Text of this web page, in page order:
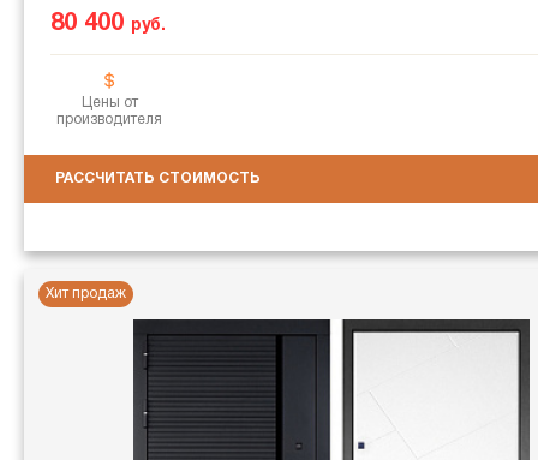
80 400 руб.
Цены от
производителя
РАССЧИТАТЬ СТОИМОСТЬ
Хит продаж